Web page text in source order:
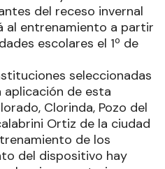
del receso invernal
al entrenamiento a partir
escolares el 1º de
seleccionadas
de esta
Clorinda, Pozo del
Ortiz de la ciudad
de los
del dispositivo hay